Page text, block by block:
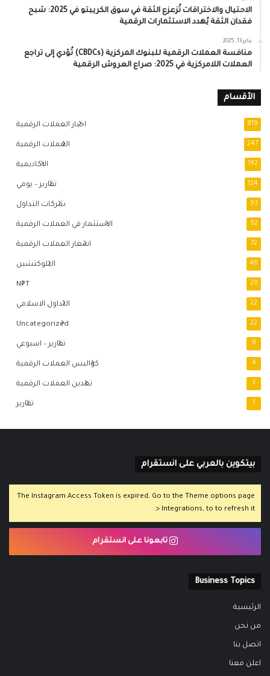
الاحتيال والاختراقات تُزعزع الثقة في سوق الكريبتو في 2025: شبح
فقدان الثقة يُهدد الاستثمارات الرقمية
يناير 13, 2025
منافسة العملات الرقمية للبنوك المركزية (CBDCs) تُؤدي إلى تراجع
العملات اللامركزية في 2025: صراع العروش الرقمية
الأقسام
اخبار العملات الرقمية 819
العملات الرقمية 247
الاكاديمية 192
تقارير – يومي 124
شركات التداول 93
الاستثمار في العملات الرقمية 92
اسعار العملات الرقمية 72
البلوكتشين 46
NFT 28
التداول الاسلامي 22
Uncategorized 22
تقارير – اسبوعي 8
كواليس العملات الرقمية 4
تعدين العملات الرقمية 3
تقارير 1
بيتكوين بالعربي على انستقرام
The Instagram Access Token is expired, Go to the Theme options page
> Integrations, to to refresh it.
تابعونا على انستقرام
Business Topics
الرئيسية
من نحن
اتصل بنا
اعلن معنا